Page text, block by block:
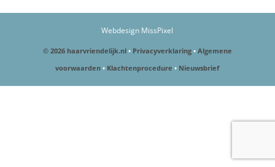
Webdesign MissPixel
© 2026 haarvriendelijk.nl • Privacyverklaring • Algemene
voorwaarden • Klachtenprocedure • Nieuwsbrief